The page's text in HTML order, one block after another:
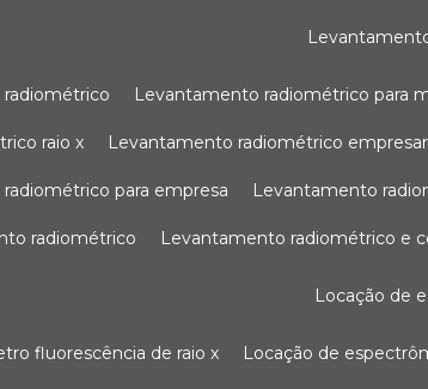
radiométrico levantamento radiométrico para
raio x levantamento radiométrico
para empresa levantamento
radiométrico levantamento radiométrico e
locação de
fluorescência de raio x locação de